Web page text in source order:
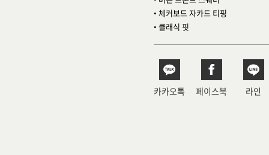
• 체커보드 자카드 티핑
• 클래식 핏
카카오톡 페이스북 라인